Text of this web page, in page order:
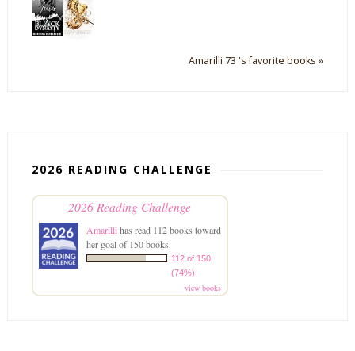
Amarilli 73 's favorite books »
2026 READING CHALLENGE
2026 Reading Challenge
Amarillihas read 112 books toward
her goal of 150 books.
112 of 150
(74%)
view books